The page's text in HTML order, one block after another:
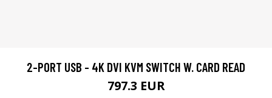
2-PORT USB - 4K DVI KVM SWITCH W. CARD READ
797.3 EUR